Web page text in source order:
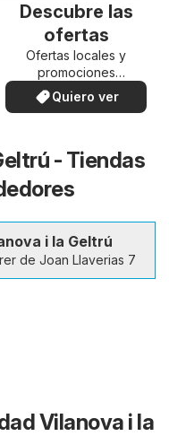
Descubre las
ofertas
Ofertas locales y
promociones
especiales.
Quiero ver
- Tiendas
i la Geltrú
de Joan Llaverias 7
Vilanova i la